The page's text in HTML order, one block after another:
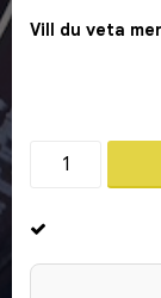
Vill du veta